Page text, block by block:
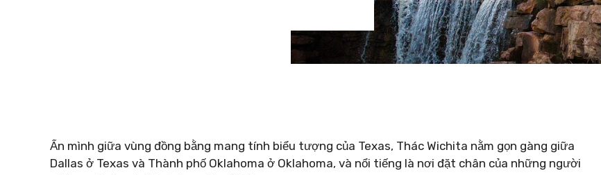
Ẩn mình giữa vùng đồng bằng mang tính biểu tượng của Texas, Thác Wichita nằm gọn gàng giữa
Dallas ở Texas và Thành phố Oklahoma ở Oklahoma, và nổi tiếng là nơi đặt chân của những người